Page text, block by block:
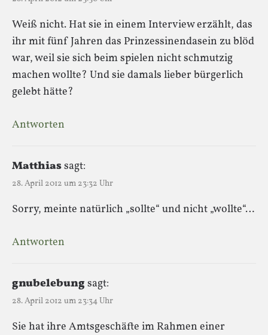
Weiß nicht. Hat sie in einem Interview erzählt, das
ihr mit fünf Jahren das Prinzessinendasein zu blöd
war, weil sie sich beim spielen nicht schmutzig
machen wollte? Und sie damals lieber bürgerlich
gelebt hätte?
Antworten
Matthiassagt:
28. April 2012 um 23:32 Uhr
Sorry, meinte natürlich „sollte“ und nicht „wollte“…
Antworten
gnubelebungsagt:
28. April 2012 um 23:34 Uhr
Sie hat ihre Amtsgeschäfte im Rahmen einer